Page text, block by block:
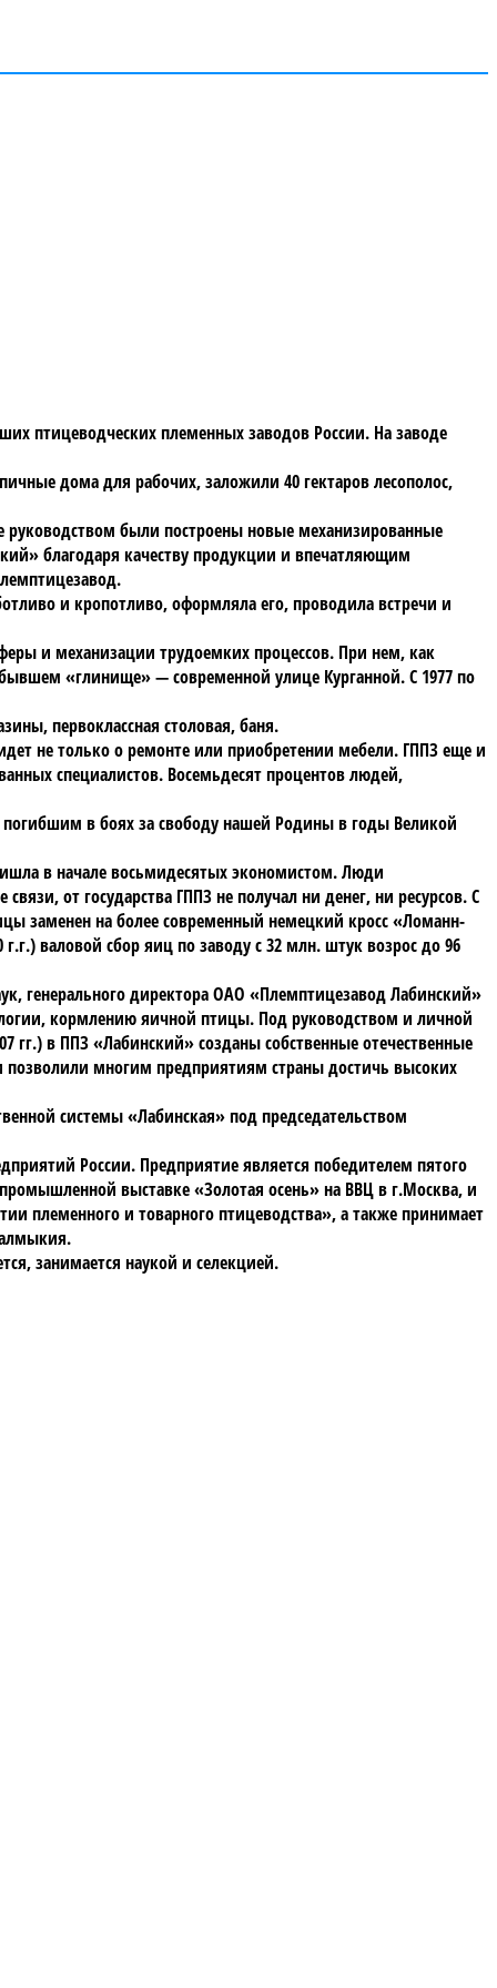
птицеводческих племенных заводов России. На заводе
дома для рабочих, заложили 40 гектаров лесополос,
руководством были построены новые механизированные
благодаря качеству продукции и впечатляющим
и кропотливо, оформляла его, проводила встречи и
и механизации трудоемких процессов. При нем, как
«глинище» — современной улице Курганной. С 1977 по
первоклассная столовая, баня.
не только о ремонте или приобретении мебели. ГППЗ еще и
специалистов. Восемьдесят процентов людей,
в боях за свободу нашей Родины в годы Великой
в начале восьмидесятых экономистом. Люди
от государства ГППЗ не получал ни денег, ни ресурсов. С
заменен на более современный немецкий кросс «Ломанн-
валовой сбор яиц по заводу с 32 млн. штук возрос до 96
генерального директора ОАО «Племптицезавод Лабинский»
кормлению яичной птицы. Под руководством и личной
в ППЗ «Лабинский» созданы собственные отечественные
многим предприятиям страны достичь высоких
системы «Лабинская» под председательством
России. Предприятие является победителем пятого
выставке «Золотая осень» на ВВЦ в г.Москва, и
племенного и товарного птицеводства», а также принимает
занимается наукой и селекцией.